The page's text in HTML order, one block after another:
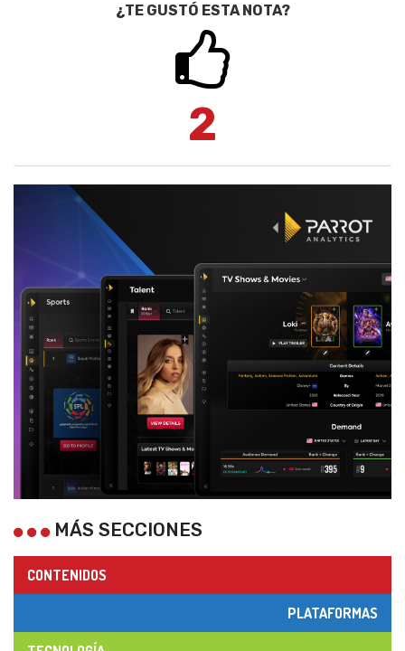
¿TE GUSTÓ ESTA NOTA?
2
MÁS SECCIONES
CONTENIDOS
PLATAFORMAS